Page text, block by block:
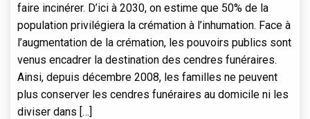
faire incinérer. D’ici à 2030, on estime que 50% de la
population privilégiera la crémation à l’inhumation. Face à
l’augmentation de la crémation, les pouvoirs publics sont
venus encadrer la destination des cendres funéraires.
Ainsi, depuis décembre 2008, les familles ne peuvent
plus conserver les cendres funéraires au domicile ni les
diviser dans […]